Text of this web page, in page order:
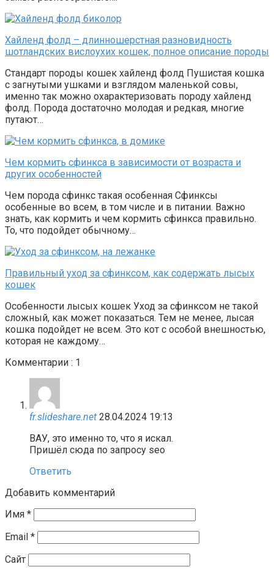
Хайленд фолд – длинношерстная разновидность
шотландских вислоухих кошек, полное описание породы
Стандарт породы кошек хайленд фолд Пушистая кошка
с загнутыми ушками и взглядом маленькой совы,
именно так можно охарактеризовать породу хайленд
фолд. Порода достаточно молодая и редкая, многие
путают…
Чем кормить сфинкса в зависимости от возраста и
других особенностей
Чем порода сфинкс такая особенная Сфинксы
особенные во всем, в том числе и в питании. Важно
знать, как кормить и чем кормить сфинкса правильно.
То, что подойдет обычному…
Правильный уход за сфинксом, как содержать лысых
кошек
Особенности лысых кошек Уход за сфинксом не такой
сложный, как может показаться. Тем не менее, лысая
кошка подойдет не всем. Это кот с особой внешностью,
которая не каждому…
Комментарии : 1
fr.slideshare.net 28.04.2024 19:13
ВАУ, это именно то, что я искал.
Пришёл сюда по запросу seo
Ответить
Добавить комментарий
Имя *
Email *
Сайт